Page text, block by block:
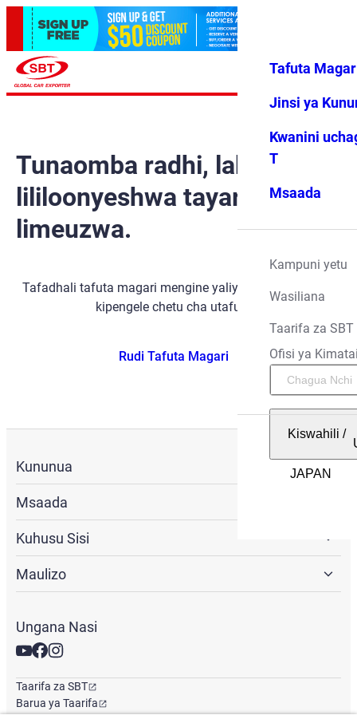
Vipendwa
Menyu
Tafuta
Jinsi ya
Kwanini
T
Msaada
Kampuni yetu
Wasiliana
Taarifa za SBT
Ofisi ya
Kiswahili /
Tunaomba radhi, lakini gari
lililoonyeshwa tayari
limeuzwa.
Tafadhali tafuta magari mengine yaliyopo kwa kutumia
kipengele chetu cha utafutaji.
Rudi Tafuta Magari
Kununua
Msaada
Kuhusu Sisi
Maulizo
Ungana Nasi
Taarifa za SBT
Barua ya Taarifa